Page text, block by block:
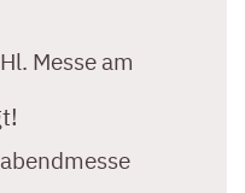
Hl. Messe am